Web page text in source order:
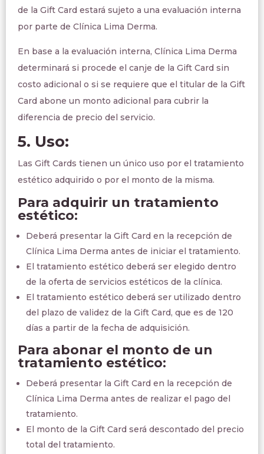
de la Gift Card estará sujeto a una evaluación interna
por parte de Clínica Lima Derma.
En base a la evaluación interna, Clínica Lima Derma
determinará si procede el canje de la Gift Card sin
costo adicional o si se requiere que el titular de la Gift
Card abone un monto adicional para cubrir la
diferencia de precio del servicio.
5. Uso:
Las Gift Cards tienen un único uso por el tratamiento
estético adquirido o por el monto de la misma.
Para adquirir un tratamiento
estético:
Deberá presentar la Gift Card en la recepción de
Clínica Lima Derma antes de iniciar el tratamiento.
El tratamiento estético deberá ser elegido dentro
de la oferta de servicios estéticos de la clínica.
El tratamiento estético deberá ser utilizado dentro
del plazo de validez de la Gift Card, que es de 120
días a partir de la fecha de adquisición.
Para abonar el monto de un
tratamiento estético:
Deberá presentar la Gift Card en la recepción de
Clínica Lima Derma antes de realizar el pago del
tratamiento.
El monto de la Gift Card será descontado del precio
total del tratamiento.